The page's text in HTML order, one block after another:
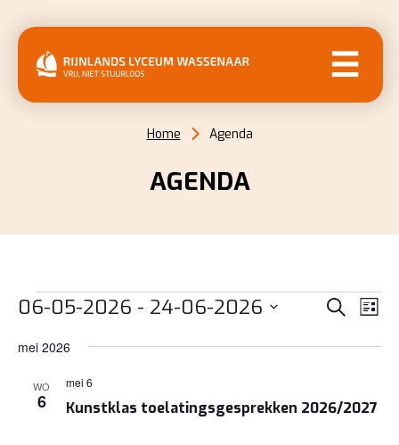
Home Agenda
AGENDA
EVENEMENTEN Zoeken
Lijst
06-05-2026 - 24-06-2026
een
datum.
mei 2026
WO
6 Kunstklas toelatingsgesprekken 2026/2027
mei 6